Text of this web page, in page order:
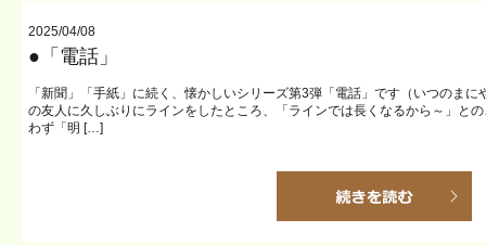
2025/04/08
●「電話」
「新聞」「手紙」に続く、懐かしいシリーズ第3弾「電話」です（いつのま
の友人に久しぶりにラインをしたところ、「ラインでは長くなるから～」と
わず「明 […]